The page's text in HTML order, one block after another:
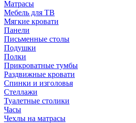
Матрасы
Мебель для ТВ
Мягкие кровати
Панели
Письменные столы
Подушки
Полки
Прикроватные тумбы
Раздвижные кровати
Спинки и изголовья
Стеллажи
Туалетные столики
Часы
Чехлы на матрасы